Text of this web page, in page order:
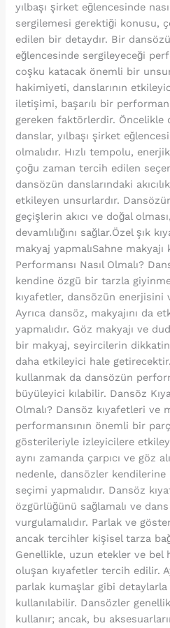
yılbaşı şirket eğlencesinde
sergilemesi gerektiği konusu,
edilen bir detaydır. Bir
eğlencesinde sergileyeceği
coşku katacak önemli bir
hakimiyeti, danslarının
iletişimi, başarılı bir
gereken faktörlerdir. Öncelikle
danslar, yılbaşı şirket
olmalıdır. Hızlı tempolu,
çoğu zaman tercih edilen
dansözün danslarındaki
etkileyen unsurlardır.
geçişlerin akıcı ve doğal
devamlılığını sağlar.Özel şık
makyaj yapmalıSahne makyajı
Performansı Nasıl Olmalı?
kendine özgü bir tarzla
kıyafetler, dansözün enerjisini
Ayrıca dansöz, makyajını da
yapmalıdır. Göz makyajı ve
bir makyaj, seyircilerin
daha etkileyici hale
kullanmak da dansözün
büyüleyici kılabilir. Dansöz
Olmalı? Dansöz kıyafetleri ve
performansının önemli bir
gösterileriyle izleyicilere
aynı zamanda çarpıcı ve göz
nedenle, dansözler kendilerine
seçimi yapmalıdır. Dansöz
özgürlüğünü sağlamalı ve
vurgulamalıdır. Parlak ve
ancak tercihler kişisel tarza
Genellikle, uzun etekler ve bel
oluşan kıyafetler tercih edilir.
parlak kumaşlar gibi
kullanılabilir. Dansözler
kullanır; ancak, bu